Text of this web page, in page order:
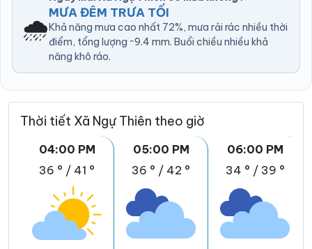
🌧️MƯA ĐÊM TRƯA TỐI
Khả năng mưa cao nhất 72%, mưa rải rác nhiều thời
điểm, tổng lượng ~9.4 mm. Buổi chiều nhiều khả
năng khô ráo.
Thời tiết Xã Ngự Thiên theo giờ
04:00 PM
36 ° / 41 °
05:00 PM
36 ° / 42 °
06:00 PM
34 ° / 39 °